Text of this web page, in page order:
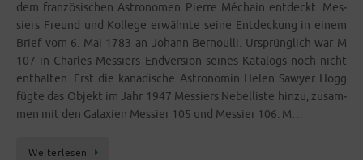
dem fran­zö­si­schen Astro­no­men Pierre Méchain ent­deckt. Mes­
siers Freund und Kol­le­ge erwähn­te sei­ne Ent­de­ckung in einem
Brief vom 6. Mai 1783 an Johann Ber­noul­li. Ursprüng­lich war M
107 in Charles Mes­siers End­ver­si­on sei­nes Kata­logs noch nicht
ent­hal­ten. Erst die kana­di­sche Astro­no­min Helen Sawy­er Hogg
füg­te das Objekt im Jahr 1947 Mes­siers Nebel­lis­te hin­zu, zusam­
men mit den Gala­xien Mes­sier 105 und Mes­sier 106. M…
Wei­ter­le­sen